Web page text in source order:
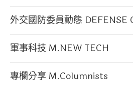
外交國防委員動態 DEFENSE
軍事科技 M.NEW TECH
專欄分享 M.Columnists